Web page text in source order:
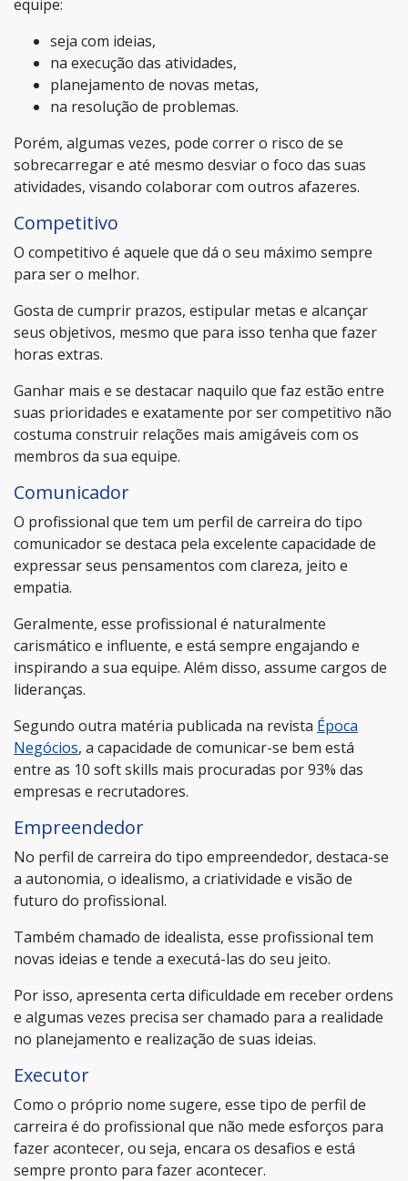
equipe:
seja com ideias,
na execução das atividades,
planejamento de novas metas,
na resolução de problemas.
Porém, algumas vezes, pode correr o risco de se
sobrecarregar e até mesmo desviar o foco das suas
atividades, visando colaborar com outros afazeres.
Competitivo
O competitivo é aquele que dá o seu máximo sempre
para ser o melhor.
Gosta de cumprir prazos, estipular metas e alcançar
seus objetivos, mesmo que para isso tenha que fazer
horas extras.
Ganhar mais e se destacar naquilo que faz estão entre
suas prioridades e exatamente por ser competitivo não
costuma construir relações mais amigáveis com os
membros da sua equipe.
Comunicador
O profissional que tem um perfil de carreira do tipo
comunicador se destaca pela excelente capacidade de
expressar seus pensamentos com clareza, jeito e
empatia.
Geralmente, esse profissional é naturalmente
carismático e influente, e está sempre engajando e
inspirando a sua equipe. Além disso, assume cargos de
lideranças.
Segundo outra matéria publicada na revista Época
Negócios, a capacidade de comunicar-se bem está
entre as 10 soft skills mais procuradas por 93% das
empresas e recrutadores.
Empreendedor
No perfil de carreira do tipo empreendedor, destaca-se
a autonomia, o idealismo, a criatividade e visão de
futuro do profissional.
Também chamado de idealista, esse profissional tem
novas ideias e tende a executá-las do seu jeito.
Por isso, apresenta certa dificuldade em receber ordens
e algumas vezes precisa ser chamado para a realidade
no planejamento e realização de suas ideias.
Executor
Como o próprio nome sugere, esse tipo de perfil de
carreira é do profissional que não mede esforços para
fazer acontecer, ou seja, encara os desafios e está
sempre pronto para fazer acontecer.